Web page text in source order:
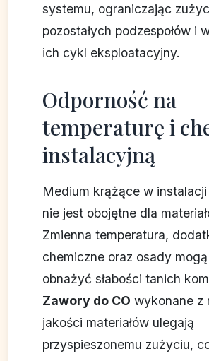
systemu, ograniczając
pozostałych podzespołów i
ich cykl eksploatacyjny.
Odporność na
temperaturę i
instalacyjną
Medium krążące w
nie jest obojętne dla
Zmienna temperatura,
chemiczne oraz osady
obnażyć słabości tanich
Zawory do CO wykonane z
jakości materiałów ulegają
przyspieszonemu zużyciu,